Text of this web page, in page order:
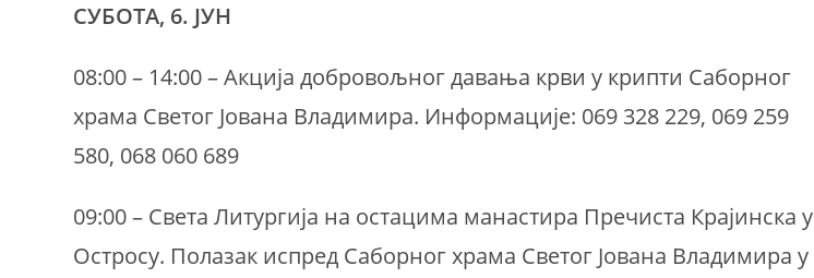
СУБОТА, 6. ЈУН
08:00 – 14:00 – Акција добровољног давања крви у крипти Саборног
храма Светог Јована Владимира. Информације: 069 328 229, 069 259
580, 068 060 689
09:00 – Света Литургија на остацима манастира Пречиста Крајинска у
Остросу. Полазак испред Саборног храма Светог Јована Владимира у